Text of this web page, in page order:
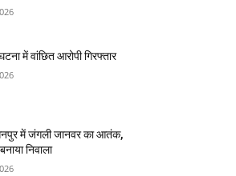
में वांछित आरोपी गिरफ्तार
में जंगली जानवर का आतंक,
निवाला